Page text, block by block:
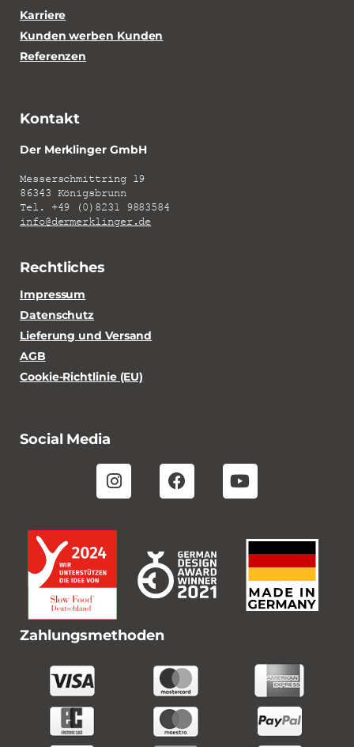
Karriere
Kunden werben Kunden
Referenzen
Kontakt
Der Merklinger GmbH
Messerschmittring 19
86343 Königsbrunn
Tel. +49 (0)8231 9883584
info@dermerklinger.de
Rechtliches
Impressum
Datenschutz
Lieferung und Versand
AGB
Cookie-Richtlinie (EU)
Social Media
Zahlungsmethoden